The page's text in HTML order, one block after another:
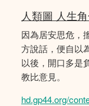
人類圖 人生
因為居安思危，
方說話，便自以
以後，開口多是
教比意見。
hd.gp44.org/